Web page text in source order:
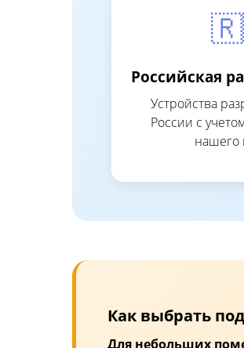
Российская
Устройства
России с
нашего
Как выбрать
Для небольших